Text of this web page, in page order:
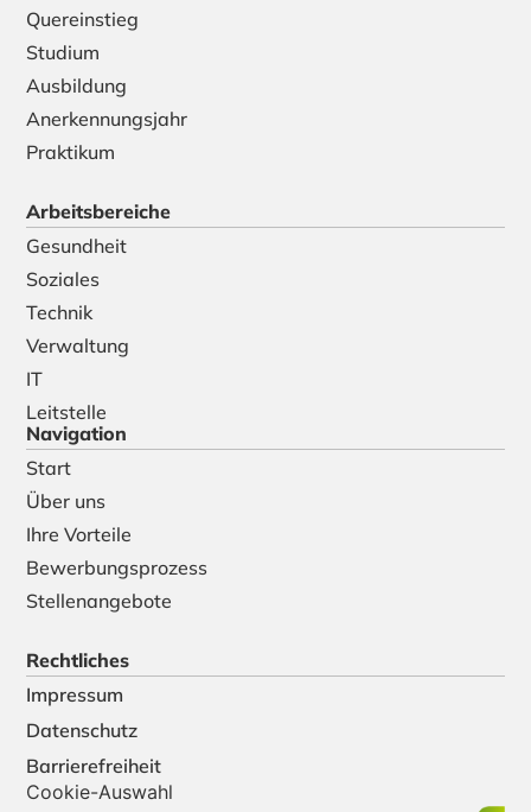
Quereinstieg
Studium
Ausbildung
Anerkennungsjahr
Praktikum
Arbeitsbereiche
Gesundheit
Soziales
Technik
Verwaltung
IT
Leitstelle
Navigation
Start
Über uns
Ihre Vorteile
Bewerbungsprozess
Stellenangebote
Rechtliches
Impressum
Datenschutz
Barrierefreiheit
Cookie-Auswahl